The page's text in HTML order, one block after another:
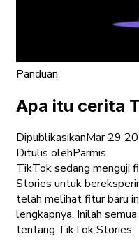
Panduan
Apa itu cerita
DipublikasikanMar 29
Ditulis olehParmis
TikTok sedang menguji
Stories untuk
telah melihat fitur baru
lengkapnya. Inilah
tentang TikTok Stories.